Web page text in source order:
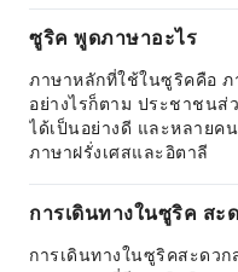
ซูริค พูดภาษาอะไร
ภาษาหลักที่ใช้ในซูริคคือ ภ
อย่างไรก็ตาม ประชาชนส่
ได้เป็นอย่างดี และหลายค
ภาษาฝรั่งเศสและอิตาลี
การเดินทางในซูริค สะ
การเดินทางในซูริคสะดว